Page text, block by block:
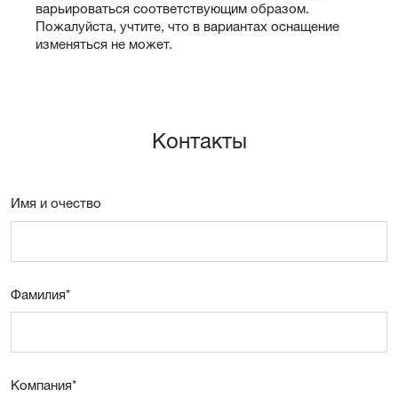
варьироваться соответствующим образом.
Пожалуйста, учтите, что в вариантах оснащение
изменяться не может.
Контакты
Имя и очествo
Фамилия*
Компания*